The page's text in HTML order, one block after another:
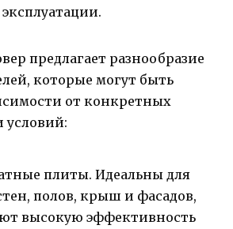
предлагает разнообразие
которые могут быть
от конкретных
условий:
плиты. Идеальны для
полов, крыш и фасадов,
высокую эффективность